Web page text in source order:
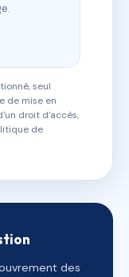
seul
de mise en
droit d'accès,
de
des